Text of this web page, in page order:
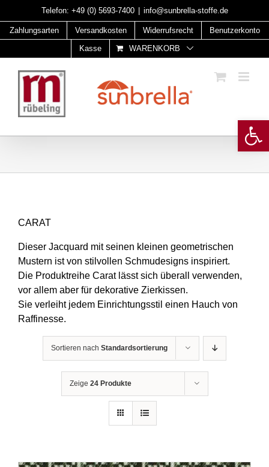
to
content
Telefon: +49 (0) 5693-7400 info@sunbrella-stoffe.de
Zahlungsarten Versandkosten Widerrufsrecht
Benutzerkonto
Kasse
WARENKORB
CARAT
Dieser Jacquard mit seinen kleinen geometrischen
Mustern ist von stilvollen Schmudesigns inspiriert.
Die Produktreihe Carat lässt sich überall verwenden,
vor allem aber für dekorative Zierkissen.
Sie verleiht jedem Einrichtungsstil einen Hauch von
Raffinesse.
Sortieren nach Standardsortierung
Zeige 24 Produkte